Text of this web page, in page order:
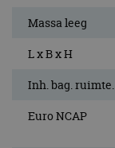
Massa leeg
L x B x H
Inh. bag. ruimte.
Euro NCAP